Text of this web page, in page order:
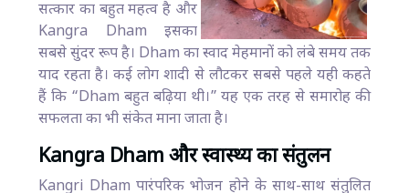
सत्कार का बहुत महत्व है और
Kangra Dham इसका
सबसे सुंदर रूप है। Dham का स्वाद मेहमानों को लंबे समय तक
याद रहता है। कई लोग शादी से लौटकर सबसे पहले यही कहते
हैं कि “Dham बहुत बढ़िया थी।” यह एक तरह से समारोह की
सफलता का भी संकेत माना जाता है।
Kangra Dham और स्वास्थ्य का संतुलन
Kangri Dham पारंपरिक भोजन होने के साथ-साथ संतुलित